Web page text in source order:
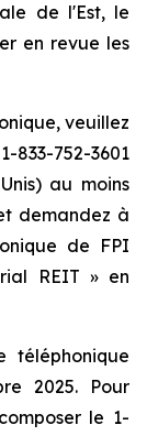
de l'Est, le
en revue les
veuillez
752-3601
au moins
demandez à
de FPI
REIT » en
téléphonique
2025. Pour
le 1-